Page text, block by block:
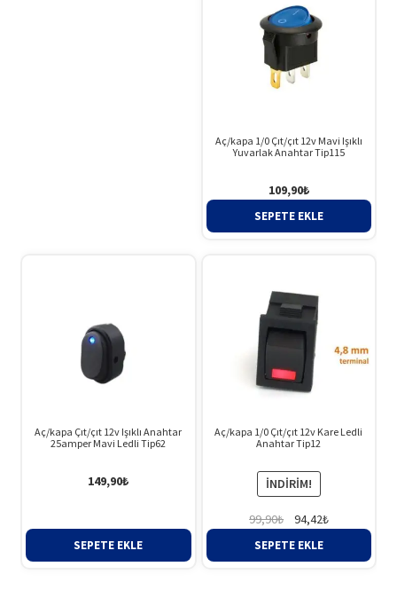
Aç/kapa 1/0 Çıt/çıt 12v Mavi Işıklı
Yuvarlak Anahtar Tip115
109,90₺
SEPETE EKLE
Aç/kapa Çıt/çıt 12v Işıklı Anahtar
25amper Mavi Ledli Tip62
149,90₺
SEPETE EKLE
Aç/kapa 1/0 Çıt/çıt 12v Kare Ledli
Anahtar Tip12
İNDIRIM!
99,90₺
Orijinal
fiyat:
94,42₺Şu
SEPETE EKLE